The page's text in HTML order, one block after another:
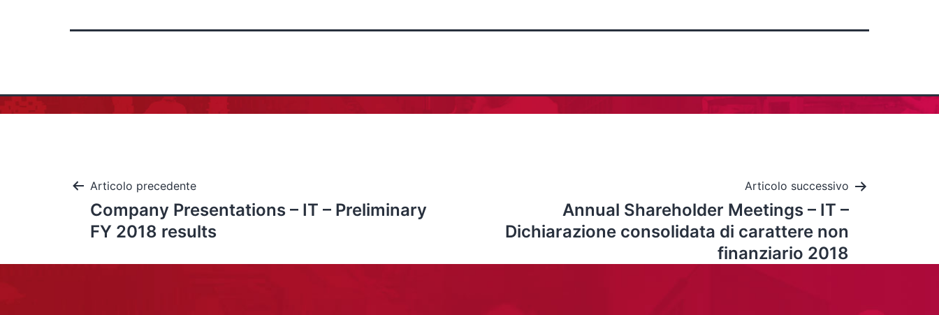
Articolo precedente
Company Presentations – IT – Preliminary
FY 2018 results
Articolo successivo
Annual Shareholder Meetings – IT –
Dichiarazione consolidata di carattere non
finanziario 2018